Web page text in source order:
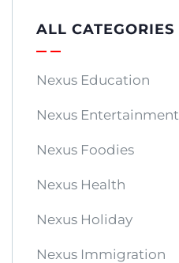
ALL CATEGORIES
Nexus Education
Nexus Entertainment
Nexus Foodies
Nexus Health
Nexus Holiday
Nexus Immigration